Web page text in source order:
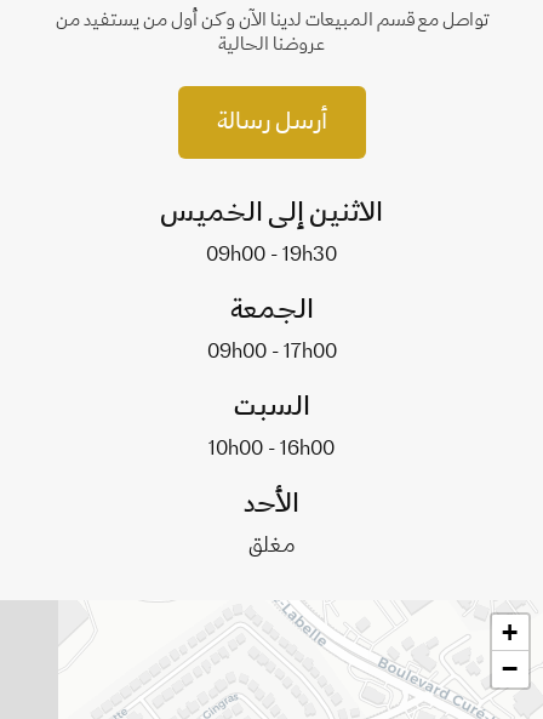
تواصل مع قسم المبيعات لدينا الآن وكن أول من يستفيد من
عروضنا الحالية
أرسل رسالة
الاثنين إلى الخميس
09h00 - 19h30
الجمعة
09h00 - 17h00
السبت
10h00 - 16h00
الأحد
مغلق
+
−